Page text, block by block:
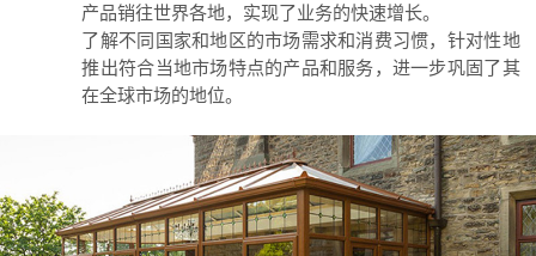
产品销往世界各地，实现了业务的快速增长。
了解不同国家和地区的市场需求和消费习惯，针对性地
推出符合当地市场特点的产品和服务，进一步巩固了其
在全球市场的地位。